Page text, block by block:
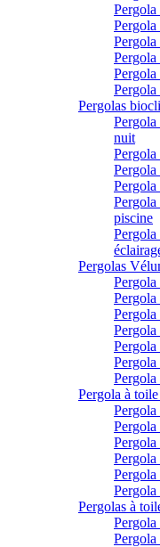
Pergola
Pergola
Pergola
Pergola
Pergola
Pergolas
Pergola
nuit
Pergola
Pergola
Pergola
piscine
Pergola
Pergolas
Pergola
Pergola
Pergola
Pergola à
Pergola
Pergola
Pergolas à